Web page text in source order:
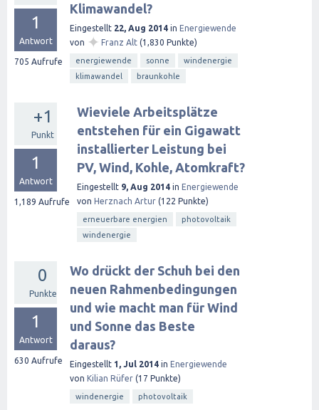
1
Antwort
705 Aufrufe
Klimawandel?
Eingestellt 22, Aug 2014 in Energiewende
von ✦ Franz Alt (1,830 Punkte)
energiewende sonne
windenergie
klimawandel
braunkohle
+1
Punkt
1
Antwort
1,189 Aufrufe
Wieviele Arbeitsplätze
entstehen für ein Gigawatt
installierter Leistung bei
PV, Wind, Kohle, Atomkraft?
Eingestellt 9, Aug 2014 in Energiewende
von Herznach Artur (122 Punkte)
erneuerbare energien
photovoltaik
windenergie
0
Punkte
1
Antwort
630 Aufrufe
Wo drückt der Schuh bei den
neuen Rahmenbedingungen
und wie macht man für Wind
und Sonne das Beste
daraus?
Eingestellt 1, Jul 2014 in Energiewende
von Kilian Rüfer (17 Punkte)
windenergie photovoltaik